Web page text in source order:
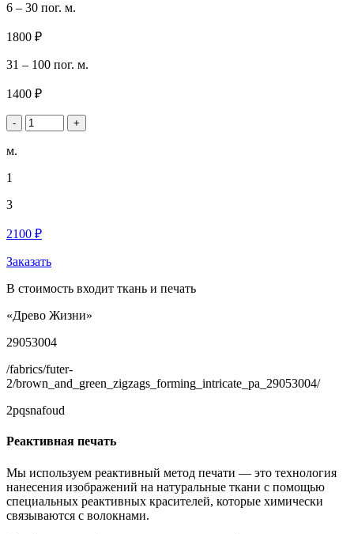
6 – 30 пог. м.
1800 ₽
31 – 100 пог. м.
1400 ₽
- +
м.
1
3
2100 ₽
Заказать
В стоимость входит ткань и печать
«Древо Жизни»
29053004
/fabrics/futer-
2/brown_and_green_zigzags_forming_intricate_pa_29053004/
2pqsnafoud
Реактивная печать
Мы используем реактивный метод печати — это технология
нанесения изображений на натуральные ткани с помощью
специальных реактивных красителей, которые химически
связываются с волокнами.